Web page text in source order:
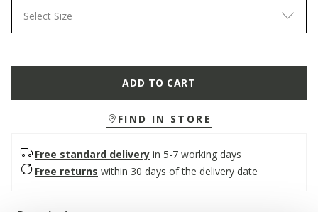
Select Size
ADD TO CART
FIND IN STORE
Free standard delivery in 5-7 working days
Free returns within 30 days of the delivery date